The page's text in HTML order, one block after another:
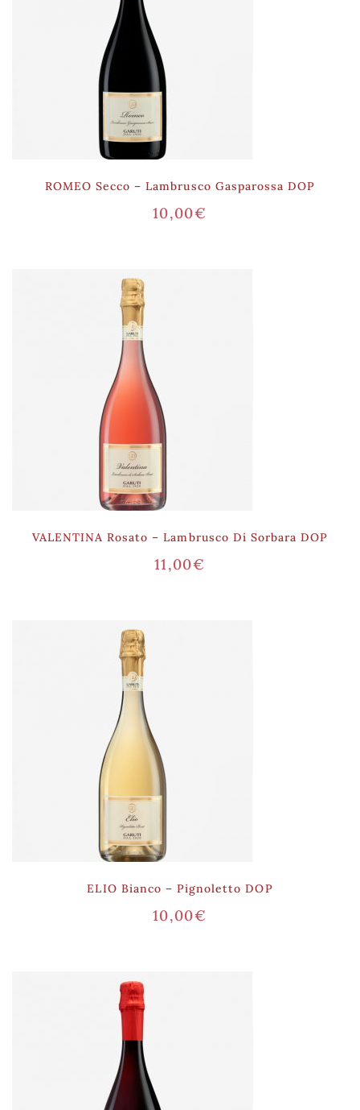
ROMEO Secco – Lambrusco Gasparossa DOP
10,00€
VALENTINA Rosato – Lambrusco Di Sorbara DOP
11,00€
ELIO Bianco – Pignoletto DOP
10,00€